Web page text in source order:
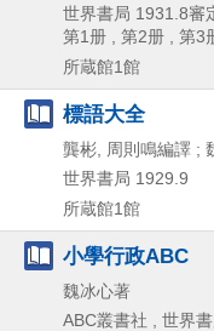
世界書局 1931.8審
第1册 , 第2册 , 第3
所蔵館1館
標語大全
龔彬, 周則鳴編譯 ;
世界書局 1929.9
所蔵館1館
小學行政ABC
魏冰心著
ABC叢書社 , 世界